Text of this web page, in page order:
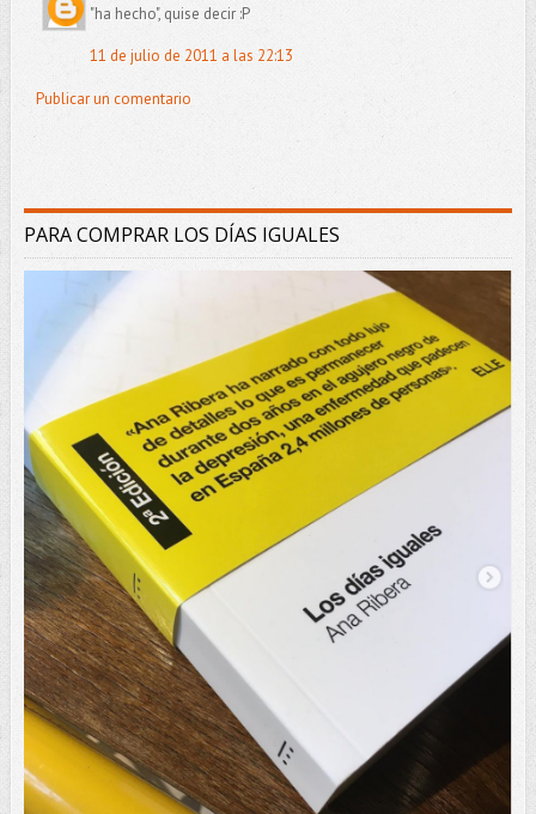
"ha hecho", quise decir :P
11 de julio de 2011 a las 22:13
Publicar un comentario
PARA COMPRAR LOS DÍAS IGUALES